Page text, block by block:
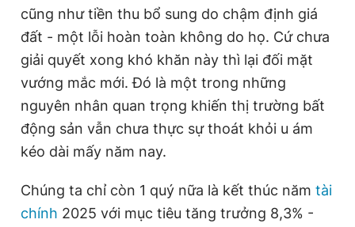
cũng như tiền thu bổ sung do chậm định giá
đất - một lỗi hoàn toàn không do họ. Cứ chưa
giải quyết xong khó khăn này thì lại đối mặt
vướng mắc mới. Đó là một trong những
nguyên nhân quan trọng khiến thị trường bất
động sản vẫn chưa thực sự thoát khỏi u ám
kéo dài mấy năm nay.
Chúng ta chỉ còn 1 quý nữa là kết thúc năm tài
chính 2025 với mục tiêu tăng trưởng 8,3% -